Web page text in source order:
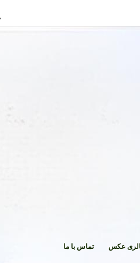
عکس تماس با ما